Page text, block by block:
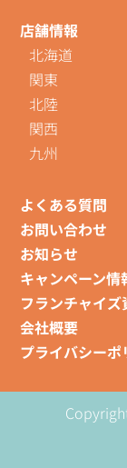
店舗情報
北海道
関東
北陸
関西
九州
よくある質問
お問い合わせ
お知らせ
キャンペーン情
フランチャイ
会社概要
プライバシーポ